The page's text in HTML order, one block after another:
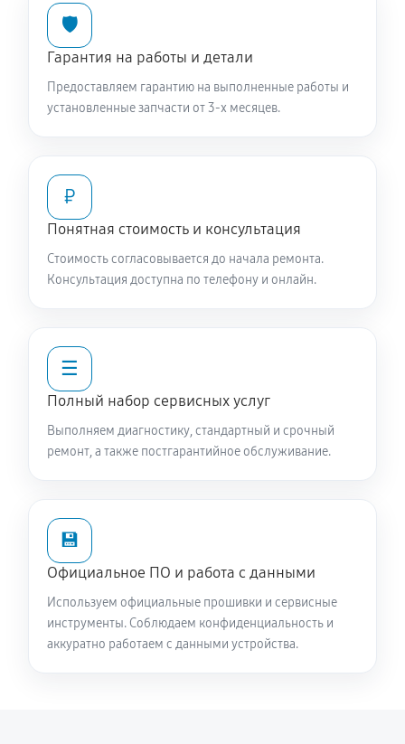
🛡️
Гарантия на работы и детали
Предоставляем гарантию на выполненные работы и
установленные запчасти от 3-х месяцев.
₽
Понятная стоимость и консультация
Стоимость согласовывается до начала ремонта.
Консультация доступна по телефону и онлайн.
☰
Полный набор сервисных услуг
Выполняем диагностику, стандартный и срочный
ремонт, а также постгарантийное обслуживание.
💾
Официальное ПО и работа с данными
Используем официальные прошивки и сервисные
инструменты. Соблюдаем конфиденциальность и
аккуратно работаем с данными устройства.